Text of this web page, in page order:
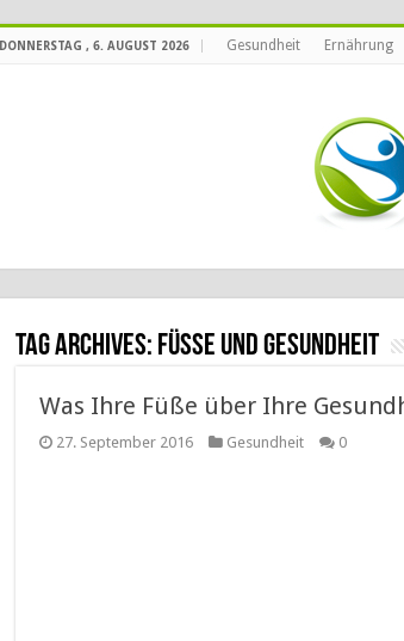
DONNERSTAG , 6. AUGUST 2026 Gesundheit Ernährung
Tag Archives: Füsse und Gesundheit
Was Ihre Füße über Ihre
27. September 2016 Gesundheit 0